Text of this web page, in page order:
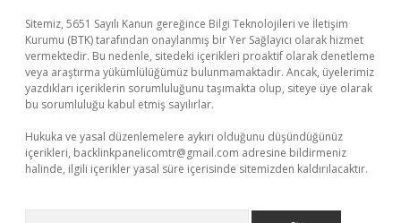
Sitemiz, 5651 Sayılı Kanun gereğince Bilgi Teknolojileri ve İletişim
Kurumu (BTK) tarafından onaylanmış bir Yer Sağlayıcı olarak hizmet
vermektedir. Bu nedenle, sitedeki içerikleri proaktif olarak denetleme
veya araştırma yükümlülüğümüz bulunmamaktadır. Ancak, üyelerimiz
yazdıkları içeriklerin sorumluluğunu taşımakta olup, siteye üye olarak
bu sorumluluğu kabul etmiş sayılırlar.
Hukuka ve yasal düzenlemelere aykırı olduğunu düşündüğünüz
içerikleri, backlinkpanelicomtr@gmail.com adresine bildirmeniz
halinde, ilgili içerikler yasal süre içerisinde sitemizden kaldırılacaktır.